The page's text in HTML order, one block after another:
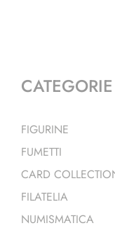
CATEGORIE
FIGURINE
FUMETTI
CARD
FILATELIA
NUMISMATICA